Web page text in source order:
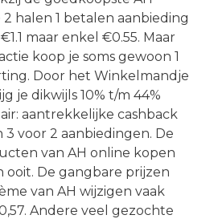
2 halen 1 betalen aanbieding
maar enkel €0.55. Maar
koop je soms gewoon 1
Door het Winkelmandje
je dikwijls 10% t/m 44%
aantrekkelijke cashback
3 voor 2 aanbiedingen. De
van AH online kopen
ooit. De gangbare prijzen
van AH wijzigen vaak
Andere veel gezochte